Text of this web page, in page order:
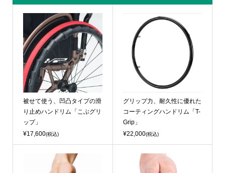
被せて使う、凹凸タイプの滑
り止めハンドリム「こぶグリ
ップ」
¥17,600(税込)
グリップ力、耐久性に優れた
コーティングハンドリム「T-
Grip」
¥22,000(税込)